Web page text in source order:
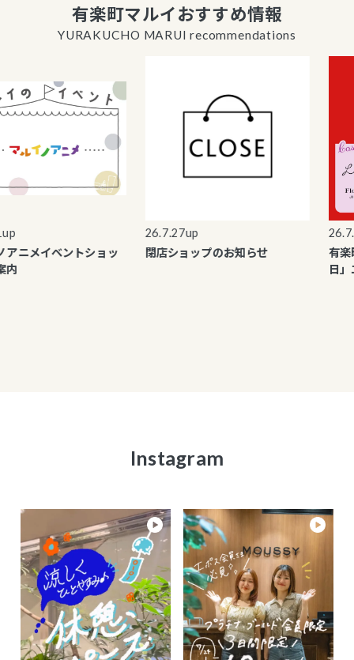
有楽町マルイおすすめ情報
YURAKUCHO MARUI recommendations
メイベントショッ
26.7.27up
閉店ショップのお知らせ
26.7.1up
有楽町
日」エ
Instagram